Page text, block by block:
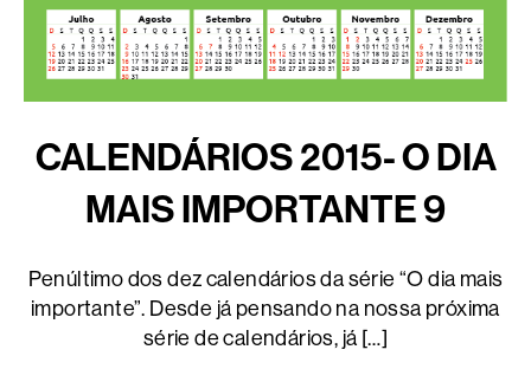
CALENDÁRIOS 2015- O DIA
MAIS IMPORTANTE 9
Penúltimo dos dez calendários da série “O dia mais
importante”. Desde já pensando na nossa próxima
série de calendários, já […]